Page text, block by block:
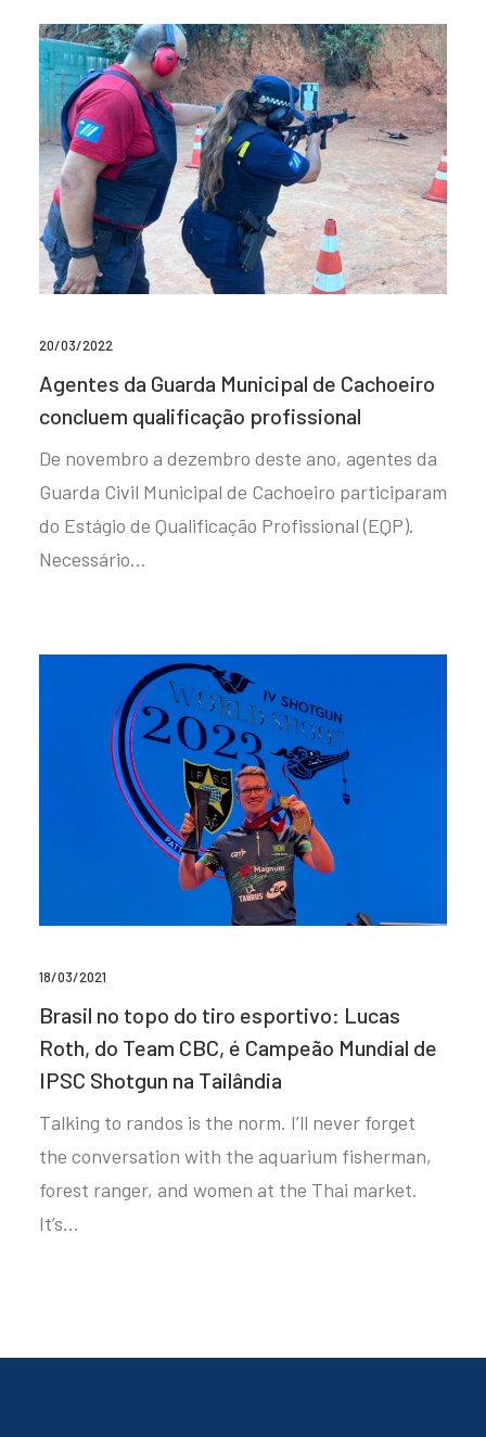
20/03/2022
Agentes da Guarda Municipal de Cachoeiro
concluem qualificação profissional
De novembro a dezembro deste ano, agentes da
Guarda Civil Municipal de Cachoeiro participaram
do Estágio de Qualificação Profissional (EQP).
Necessário…
18/03/2021
Brasil no topo do tiro esportivo: Lucas
Roth, do Team CBC, é Campeão Mundial de
IPSC Shotgun na Tailândia
Talking to randos is the norm. I’ll never forget
the conversation with the aquarium fisherman,
forest ranger, and women at the Thai market.
It’s…